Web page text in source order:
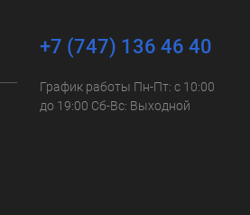
+7 (747) 136 46 40
График работы Пн-Пт: с 10:00
до 19:00 Сб-Вс: Выходной